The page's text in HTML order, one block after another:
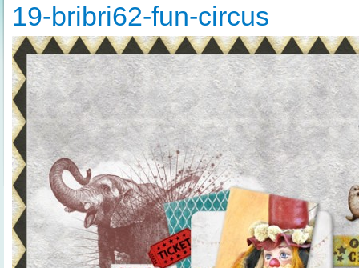
19-bribri62-fun-circus